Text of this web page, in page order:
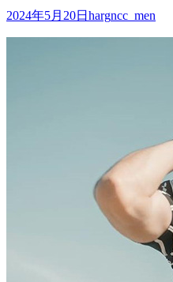
2024年5月20日 hargncc_men